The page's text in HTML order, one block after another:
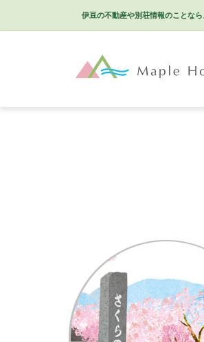
伊豆の不動産や別荘情報のことなら